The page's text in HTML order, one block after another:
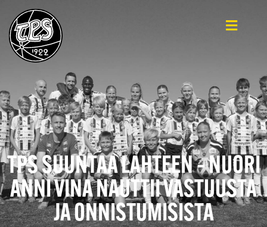
TPS SUUNTAA LAHTEEN – NUORI
ANNI VINA NAUTTII VASTUUSTA
JA ONNISTUMISISTA